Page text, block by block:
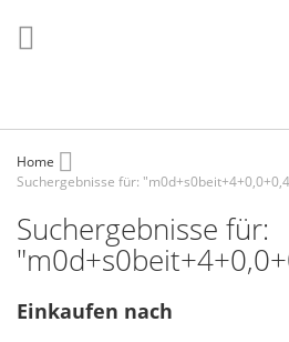
zum
Inhalt
Home
Suchergebnisse für:
Suchergebnisse für:
Einkaufen nach